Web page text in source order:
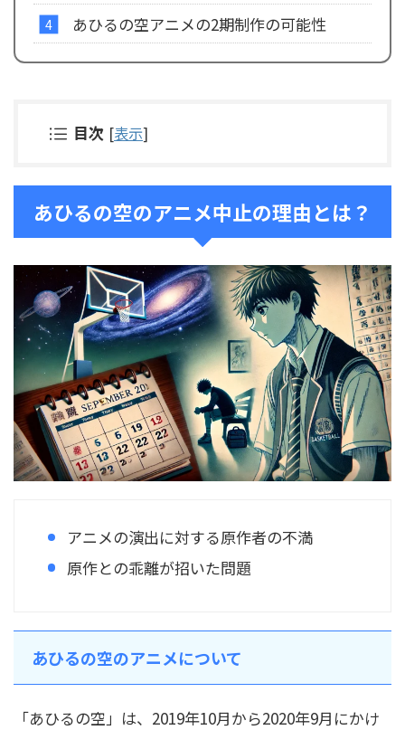
あひるの空アニメの2期制作の可能性
目次 [表示]
あひるの空のアニメ中止の理由とは？
アニメの演出に対する原作者の不満
原作との乖離が招いた問題
あひるの空のアニメについて
「あひるの空」は、2019年10月から2020年9月にかけ